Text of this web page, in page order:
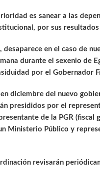
es sanear a las
por sus
en el caso de
durante el sexenio de
por el Gobernador
diciembre del nuevo
presididos por el
de la PGR
Ministerio Público y
revisarán